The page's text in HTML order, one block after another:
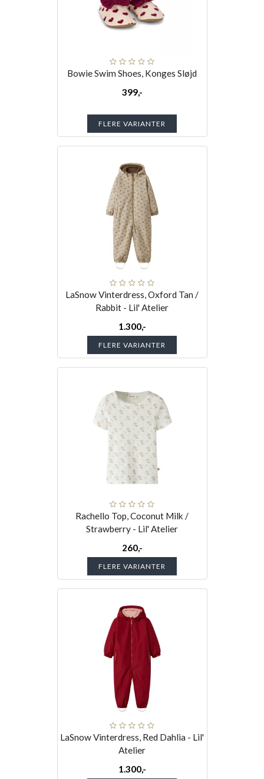
Bowie Swim Shoes, Konges Sløjd
399,-
FLERE VARIANTER
LaSnow Vinterdress, Oxford Tan /
Rabbit - Lil' Atelier
1.300,-
FLERE VARIANTER
Rachello Top, Coconut Milk /
Strawberry - Lil' Atelier
260,-
FLERE VARIANTER
LaSnow Vinterdress, Red Dahlia - Lil'
Atelier
1.300,-